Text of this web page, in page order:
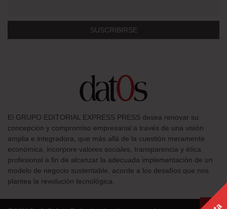
El GRUPO EDITORIAL EXPRESS PRESS desea renovar su
concepción y compromiso empresarial a través de una visión
amplia e integradora, que más allá de la cuestión meramente
económica, incorpore valores sociales, transparencia y ética
profesional a fin de alcanzar la adecuada implementación de un
modelo de negocio sustentable, acorde a los desafíos que nos
plantea la revolución tecnológica.